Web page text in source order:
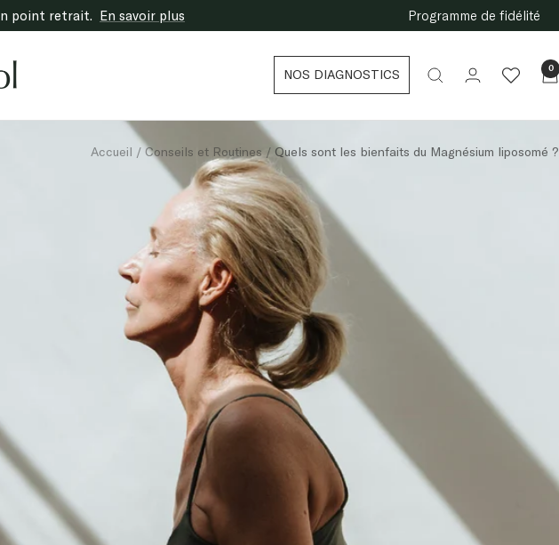
point retrait. En savoir plus Programme de fidélité
NOS DIAGNOSTICS 0
Accueil Conseils et Routines Quels sont les bienfaits du Magnésium liposomé ?